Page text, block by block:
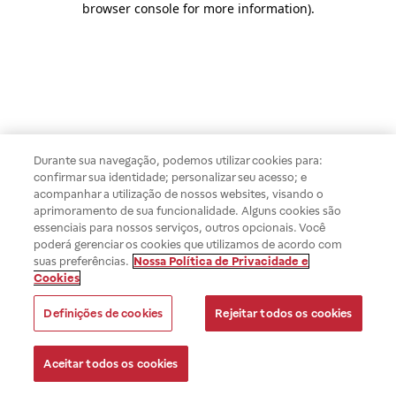
browser console for more information).
Durante sua navegação, podemos utilizar cookies para:
confirmar sua identidade; personalizar seu acesso; e
acompanhar a utilização de nossos websites, visando o
aprimoramento de sua funcionalidade. Alguns cookies são
essenciais para nossos serviços, outros opcionais. Você
poderá gerenciar os cookies que utilizamos de acordo com
suas preferências. Nossa Política de Privacidade e
Cookies
Definições de cookies Rejeitar todos os cookies
Aceitar todos os cookies